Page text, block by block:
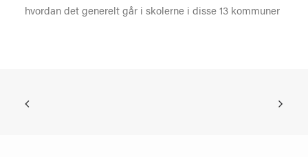
hvordan det generelt går i skolerne i disse 13 kommuner